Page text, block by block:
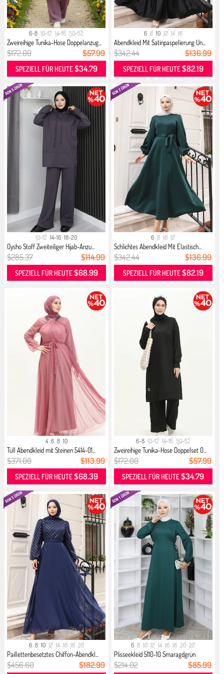
6-8 10-12 14-16 50-52
Zweireihige Tunika-Hose Doppelanzug...
$172.00 $57.99
SPEZIELL FÜR HEUTE$34.79
6 8 10 12 14 16
Abendkleid Mit Satinpaspelierung Un...
$342.44 $136.99
SPEZIELL FÜR HEUTE$82.19
10-12 14-16 18-20
Oysho Stoff Zweiteiliger Hijab-Anzu...
$285.37 $114.99
SPEZIELL FÜR HEUTE$68.99
6 8 10 12
Schlichtes Abendkleid Mit Elastisch...
$342.44 $136.99
SPEZIELL FÜR HEUTE$82.19
4 6 8 10
Tüll Abendkleid mit Steinen 5414-01...
$371.00 $113.99
SPEZIELL FÜR HEUTE$68.39
6-8 10-12 14-16 50-52
Zweireihige Tunika-Hose Doppelset 0...
$172.00 $57.99
SPEZIELL FÜR HEUTE$34.79
6 8 10 12 14 16 18 20
Paillettenbesetztes Chiffon-Abendkl...
$456.60 $182.99
6 8 10 12 14 16 18 20 22
Plisseekleid 5110-10 Smaragdgrün
$214.02 $85.99